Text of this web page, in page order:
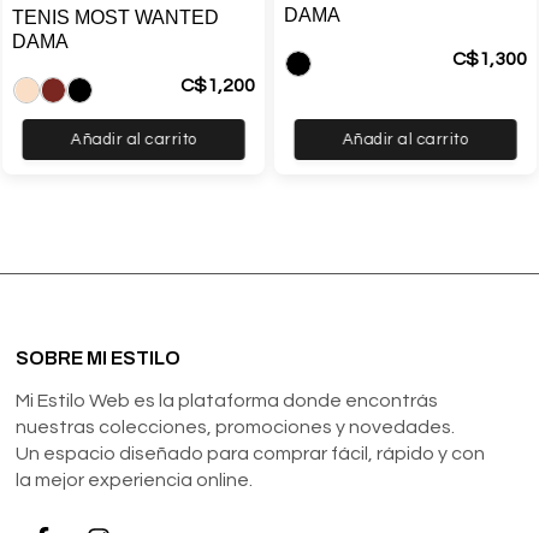
Añadir al carrito
TENIS MOST WANTED
DAMA
C$1,200
Añadir al carrito
DAMA
C$1,300
SOBRE MI ESTILO
Mi Estilo Web es la plataforma donde encontrás
nuestras colecciones, promociones y novedades.
Un espacio diseñado para comprar fácil, rápido y con
la mejor experiencia online.